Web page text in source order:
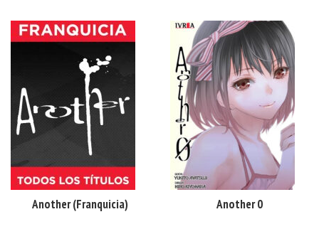
Another (franquicia) Another 0